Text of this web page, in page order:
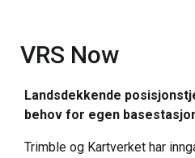
VRS Now
Landsdekkende
behov for egen
Trimble og Kartverket har